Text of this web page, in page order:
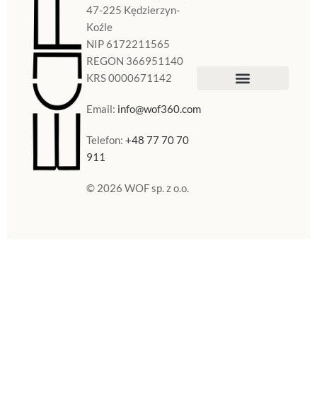
47-225 Kędzierzyn-
Koźle
NIP 6172211565
REGON 366951140
KRS 0000671142
Email: info@wof360.com
Telefon:+48 77 70 70
911
© 2026 WOF sp. z o.o.